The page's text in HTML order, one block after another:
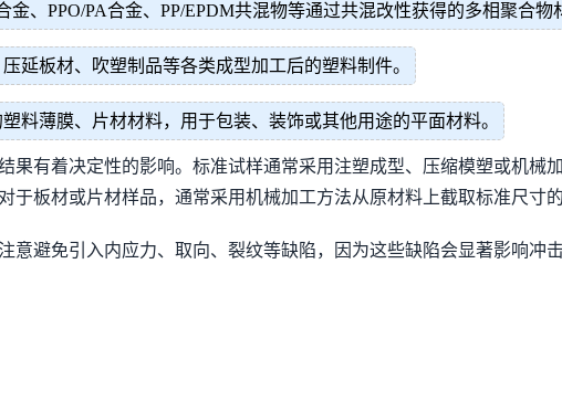
、PPO/PA合金、PP/EPDM共混物等通过共混改性获得的多相聚合物
延板材、吹塑制品等各类成型加工后的塑料制件。
料薄膜、片材材料，用于包装、装饰或其他用途的平面材料。
果有着决定性的影响。标准试样通常采用注塑成型、压缩模塑或机
于板材或片材样品，通常采用机械加工方法从原材料上截取标准尺寸的
意避免引入内应力、取向、裂纹等缺陷，因为这些缺陷会显著影响